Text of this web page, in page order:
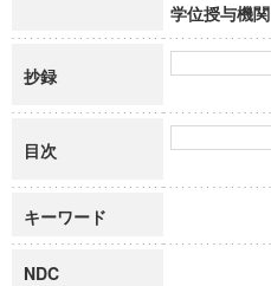
学位授与機関
抄録
目次
キーワード
NDC